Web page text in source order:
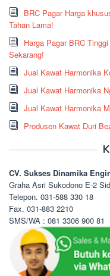
BRC Pagar Harga
Tahan Lama!
Harga Pagar BRC
Sekarang!
Jual Kawat Harmonika
Jual Kawat Harmonika
Jual Kawat Harmonika
Produsen Kawat Duri
CV. Sukses Dinamika
Graha Asri Sukodono E-2
Telepon. 031-588 330 18
Fax. 031-883 2210
SMS/WA : 081 3306 900 81